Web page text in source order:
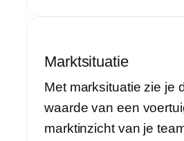
Marktsituatie
Met marksituatie zie je
waarde van een
marktinzicht van je